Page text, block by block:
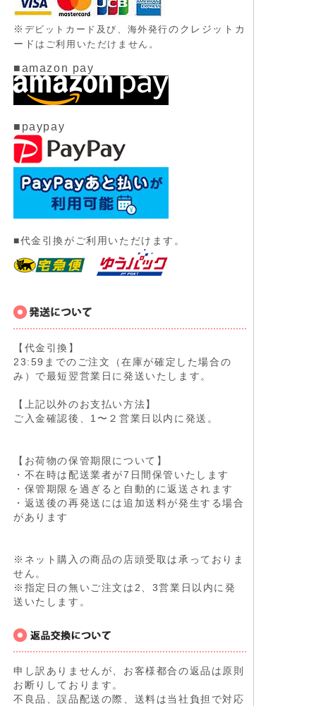
※ デビットカード及び、 海外発行のクレジットカ
ード はご利用いただけません。
■amazon pay
■paypay
■代金引換がご利用いただけます。
【代金引換】
23:59までのご注文（在庫が確定した場合の
み）で最短翌営業日に発送いたします。
【上記以外のお支払い方法】
ご入金確認後、1〜２営業日以内に発送。
【お荷物の保管期限について】
・不在時は配送業者が7日間保管いたします
・保管期限を過ぎると自動的に返送されます
・返送後の再発送には追加送料が発生する場合
があります
※ネット購入の商品の店頭受取は承っておりま
せん。
※指定日の無いご注文は2、3営業日以内に発
送いたします。
申し訳ありませんが、お客様都合の返品は原則
お断りしております。
不良品、誤品配送の際、送料は当社負担で対応